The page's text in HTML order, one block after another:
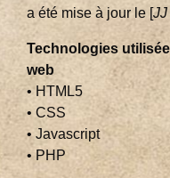
a été mise à jour le [JJ
Technologies
web
• HTML5
• CSS
• Javascript
• PHP